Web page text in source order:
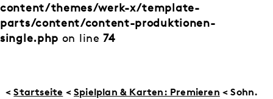
content/themes/werk-x/template-
parts/content/content-produktionen-
single.php on line74
<Startseite < Spielplan & Karten: Premieren < Sohn.